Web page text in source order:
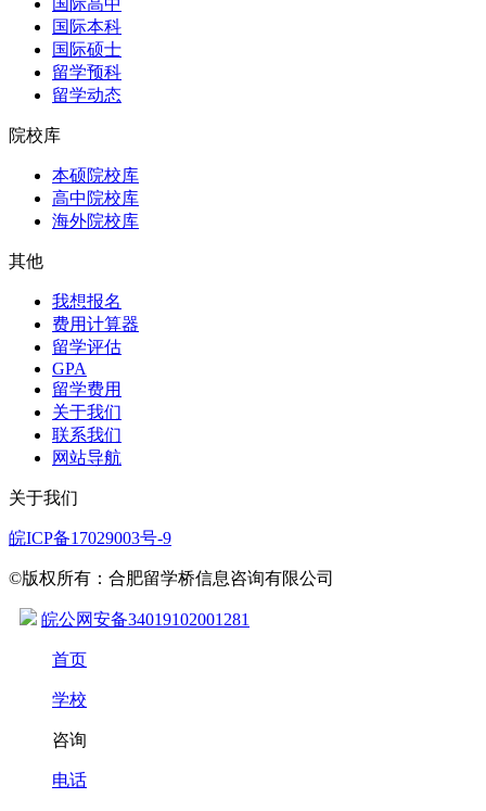
国际本科
国际硕士
留学预科
留学动态
院校库
本硕院校库
高中院校库
海外院校库
其他
我想报名
费用计算器
留学评估
GPA
留学费用
关于我们
联系我们
网站导航
关于我们
皖ICP备17029003号-9
©版权所有：合肥留学桥信息咨询有限公司
皖公网安备34019102001281
首页
学校
咨询
电话